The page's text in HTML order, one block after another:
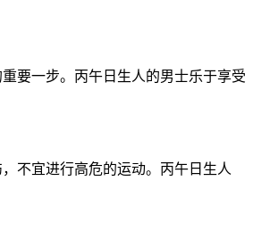
要一步。丙午日生人的男士乐于享受
不宜进行高危的运动。丙午日生人